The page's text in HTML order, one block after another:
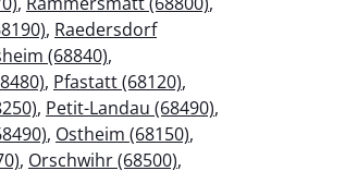
, Raedersdorf
(68840),
, Pfastatt (68120),
, Petit-Landau (68490),
, Ostheim (68150),
, Orschwihr (68500),